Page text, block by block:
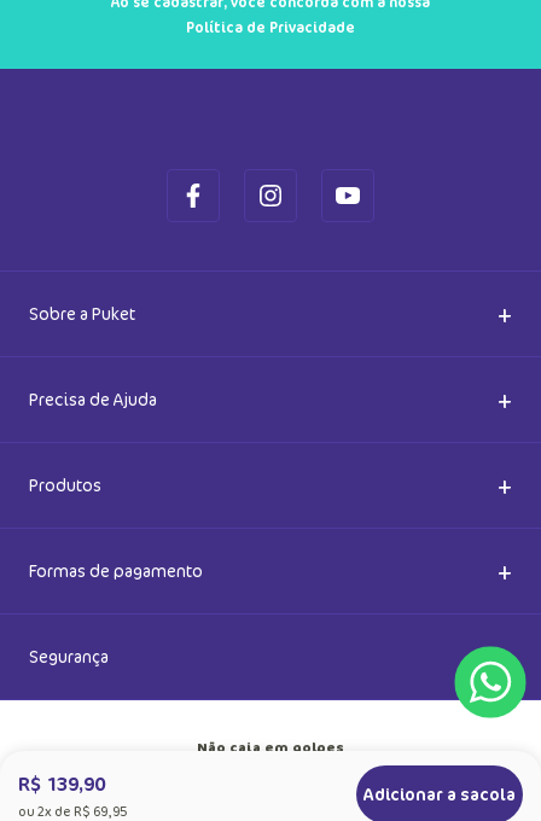
R$ 139,90
ou 2x de R$ 69,95
Adicionar a sacola
Política de Privacidade
Nossas Lojas
Happy Friday 2026
Cashback Puket
Lingeries
+
Segurança +